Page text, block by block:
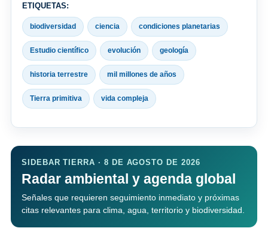
ETIQUETAS:
biodiversidad ciencia condiciones planetarias
Estudio científico evolución geología
historia terrestre mil millones de años
Tierra primitiva vida compleja
SIDEBAR TIERRA · 8 DE AGOSTO DE 2026
Radar ambiental y agenda global
Señales que requieren seguimiento inmediato y próximas
citas relevantes para clima, agua, territorio y biodiversidad.